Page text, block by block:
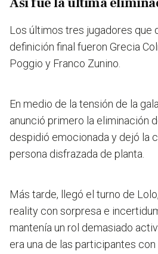
Los últimos tres jugadores que
definición final fueron Grecia
Poggio y Franco Zunino.
En medio de la tensión de la
anunció primero la eliminación
despidió emocionada y dejó la
persona disfrazada de planta.
Más tarde, llegó el turno de
reality con sorpresa e
mantenía un rol demasiado
era una de las participantes